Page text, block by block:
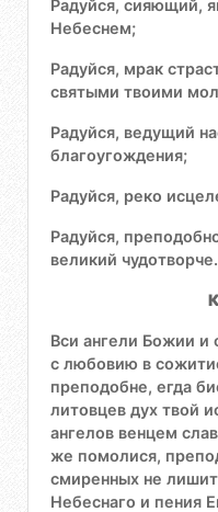
Радуйся, сияющий,
Небеснем;
Радуйся, мрак
святыми твоими
Радуйся, ведущий
благоугождения;
Радуйся, реко
Радуйся,
великий чудотворче.
Вси ангели Божии и
с любовию в
преподобне, егда
литовцев дух твой
ангелов венцем
же помолися,
смиренных не
Небеснаго и пения